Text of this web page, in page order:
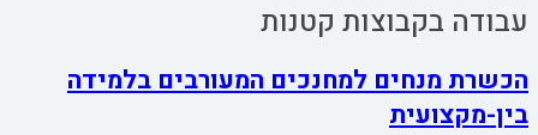
עבודה בקבוצות קטנות
הכשרת מנחים למחנכים המעורבים בלמידה
בין-מקצועית